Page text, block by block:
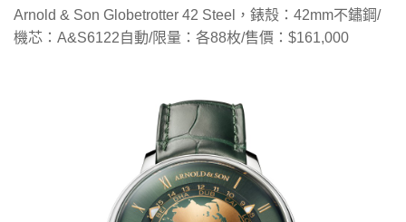
Arnold & Son Globetrotter 42 Steel，錶殼：42mm不鏽鋼/
機芯：A&S6122自動/限量：各88枚/售價：$161,000